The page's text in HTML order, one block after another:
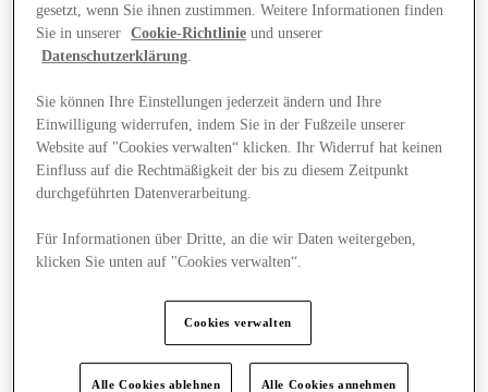
Angebote
gesetzt, wenn Sie ihnen zustimmen. Weitere Informationen finden
Sie in unserer
Cookie-Richtlinie und unserer
Datenschutzerklärung
Sie können Ihre Einstellungen jederzeit ändern und Ihre
Einwilligung widerrufen, indem Sie in der Fußzeile unserer
Website auf "Cookies verwalten“ klicken. Ihr Widerruf hat keinen
Einfluss auf die Rechtmäßigkeit der bis zu diesem Zeitpunkt
durchgeführten Datenverarbeitung.
Für Informationen über Dritte, an die wir Daten weitergeben,
klicken Sie unten auf "Cookies verwalten“.
Cookies verwalten
Alle Cookies ablehnen Alle Cookies annehmen